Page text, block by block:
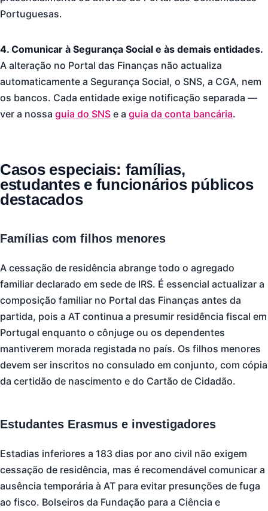
Portuguesas.
4. Comunicar à Segurança Social e às demais entidades.
A alteração no Portal das Finanças não actualiza
automaticamente a Segurança Social, o SNS, a CGA, nem
os bancos. Cada entidade exige notificação separada —
ver a nossa guia do SNS e a guia da conta bancária.
Casos especiais: famílias,
estudantes e funcionários públicos
destacados
Famílias com filhos menores
A cessação de residência abrange todo o agregado
familiar declarado em sede de IRS. É essencial actualizar a
composição familiar no Portal das Finanças antes da
partida, pois a AT continua a presumir residência fiscal em
Portugal enquanto o cônjuge ou os dependentes
mantiverem morada registada no país. Os filhos menores
devem ser inscritos no consulado em conjunto, com cópia
da certidão de nascimento e do Cartão de Cidadão.
Estudantes Erasmus e investigadores
Estadias inferiores a 183 dias por ano civil não exigem
cessação de residência, mas é recomendável comunicar a
ausência temporária à AT para evitar presunções de fuga
ao fisco. Bolseiros da Fundação para a Ciência e